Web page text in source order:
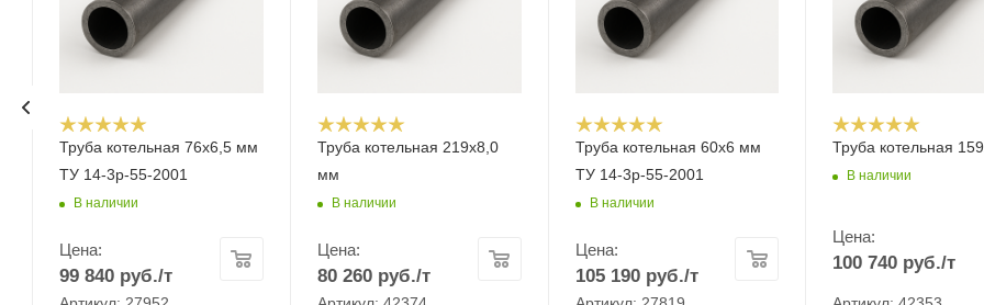
Труба котельная 76х6,5 мм
ТУ 14-3р-55-2001
В наличии
Цена:
99 840 руб./т
Труба котельная 219х8,0
мм
В наличии
Цена:
80 260руб./т
Труба котельная 60х6 мм
ТУ 14-3р-55-2001
В наличии
Цена:
105 190руб./т
Труба котельная
В наличии
Цена:
100 740 руб./т